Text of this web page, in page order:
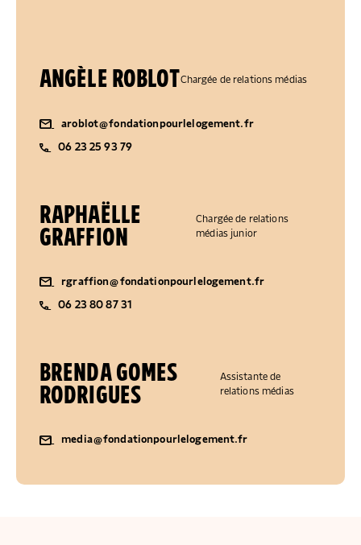
ANGÈLE ROBLOTChargée de relations médias
aroblot@fondationpourlelogement.fr
06 23 25 93 79
RAPHAËLLE
GRAFFION
Chargée de relations
médias junior
rgraffion@fondationpourlelogement.fr
06 23 80 87 31
BRENDA GOMES
RODRIGUES
Assistante de
relations médias
media@fondationpourlelogement.fr